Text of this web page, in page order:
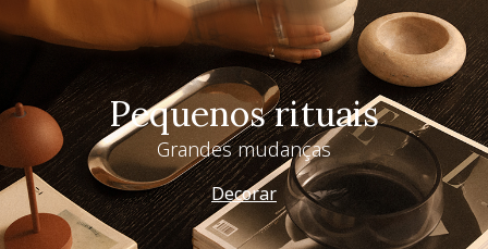
Pequenos rituais
Grandes mudanças
Decorar